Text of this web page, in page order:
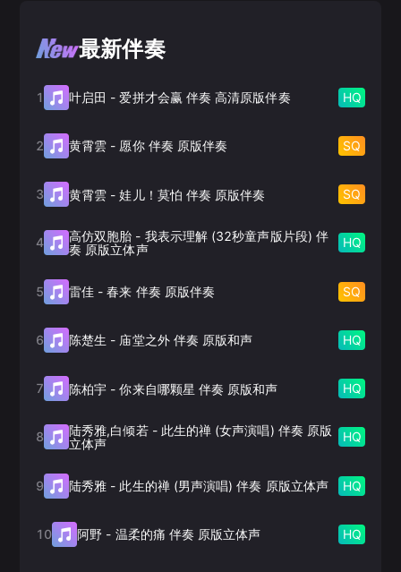
最新伴奏
1 叶启田 -爱拼才会赢 伴奏 高清原版伴奏 HQ
2 黄霄雲 - 愿你 伴奏 原版伴奏 SQ
3 黄霄雲 -娃儿！莫怕 伴奏 原版伴奏 SQ
4 高仿双胞胎 - 我表示理解 (32秒童声版片段) 伴
奏 原版立体声
HQ
5 雷佳 -春来 伴奏 原版伴奏 SQ
6 陈楚生 - 庙堂之外 伴奏 原版和声 HQ
7 陈柏宇 -你来自哪颗星 伴奏 原版和声 HQ
8 陆秀雅,白倾若- 此生的禅 (女声演唱) 伴奏 原版
立体声
HQ
9 陆秀雅 - 此生的禅 (男声演唱) 伴奏 原版立体声 HQ
10 阿野 - 温柔的痛 伴奏 原版立体声 HQ